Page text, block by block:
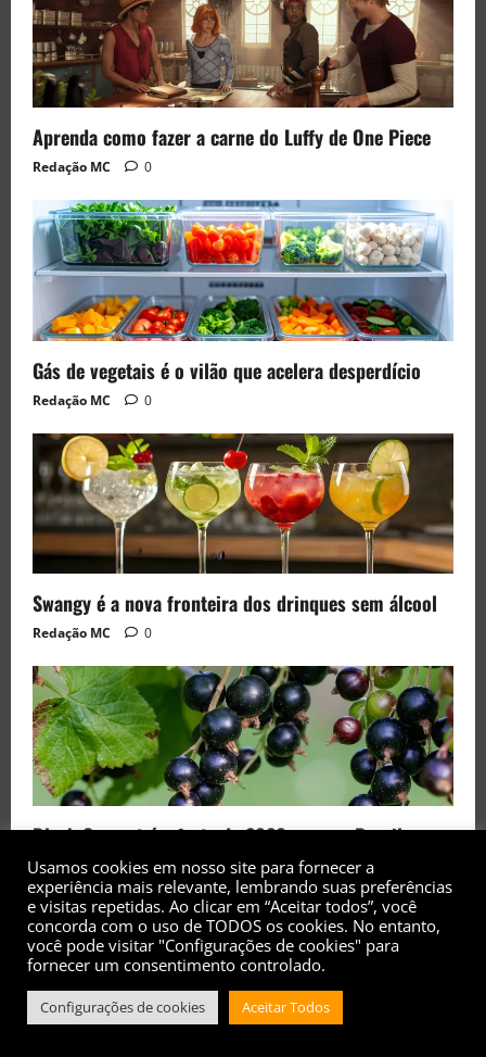
Aprenda como fazer a carne do Luffy de One Piece
Redação MC 0
Gás de vegetais é o vilão que acelera desperdício
Redação MC 0
Swangy é a nova fronteira dos drinques sem álcool
Redação MC 0
Black Currant é a fruta de 2026 rara no Brasil
Redação MC 0
Copyright© 2017 - 2026 - Todos os direitos
Usamos cookies em nosso site para fornecer a
experiência mais relevante, lembrando suas preferências
e visitas repetidas. Ao clicar em “Aceitar todos”, você
concorda com o uso de TODOS os cookies. No entanto,
você pode visitar "Configurações de cookies" para
fornecer um consentimento controlado.
Configurações de cookies Aceitar Todos